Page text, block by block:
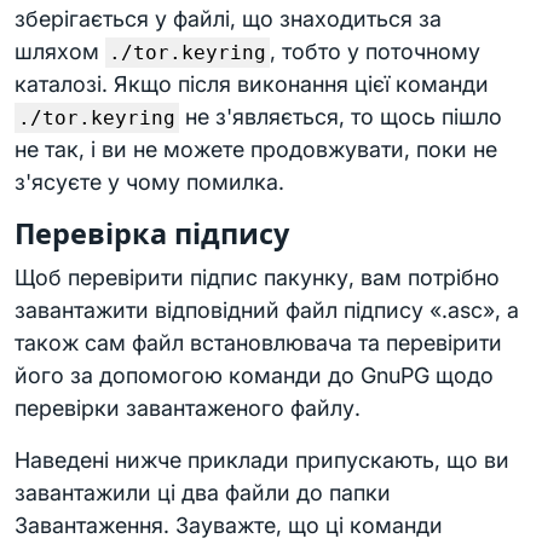
зберігається у файлі, що знаходиться за
шляхом
./tor.keyring , тобто у поточному
каталозі. Якщо після виконання цієї команди
./tor.keyring не з'являється, то щось пішло
не так, і ви не можете продовжувати, поки не
з'ясуєте у чому помилка.
Перевірка підпису
Щоб перевірити підпис пакунку, вам потрібно
завантажити відповідний файл підпису «.asc», а
також сам файл встановлювача та перевірити
його за допомогою команди до GnuPG щодо
перевірки завантаженого файлу.
Наведені нижче приклади припускають, що ви
завантажили ці два файли до папки
Завантаження. Зауважте, що ці команди